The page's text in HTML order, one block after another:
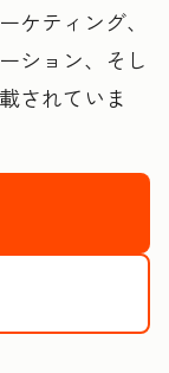
ケティング、
ション、そし
されていま